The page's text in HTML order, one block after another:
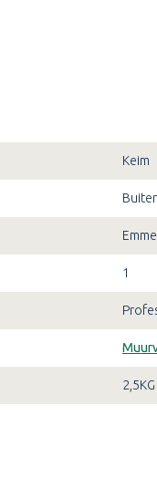
Keim
1
2,5KG